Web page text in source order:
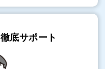
徹底サポート